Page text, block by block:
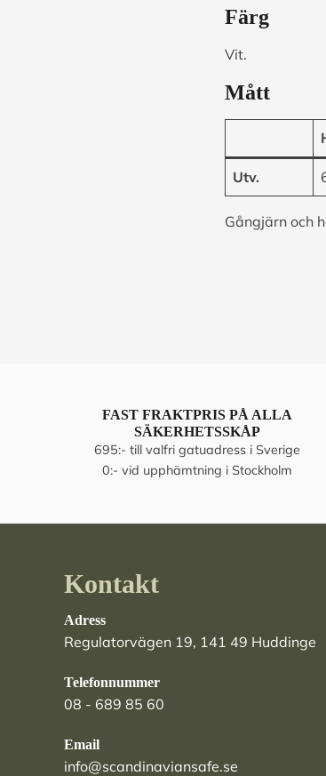
Färg
Vit.
Mått
Utv.
Gångjärn och
FAST FRAKTPRIS PÅ ALLA
SÄKERHETSSKÅP
695:- till valfri gatuadress i Sverige
0:- vid upphämtning i Stockholm
Kontakt
Adress
Regulatorvägen 19, 141 49 Huddinge
Telefonnummer
08 - 689 85 60
Email
info@scandinaviansafe.se